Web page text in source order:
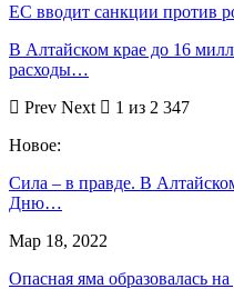
ЕС вводит санкции против
В Алтайском крае до 16
расходы…
Prev Next
1 из 2 347
Новое:
Сила – в правде. В
Дню…
Мар 18, 2022
Опасная яма образовалась